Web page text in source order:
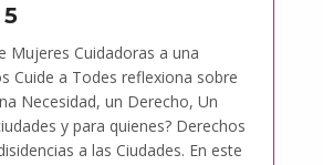
Mujeres Cuidadoras a una
Cuide a Todes reflexiona sobre
Necesidad, un Derecho, Un
y para quienes? Derechos
a las Ciudades. En este